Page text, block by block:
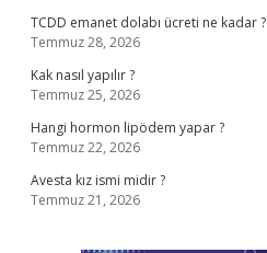
TCDD emanet dolabı ücreti ne kadar ?
Temmuz 28, 2026
Kak nasıl yapılır ?
Temmuz 25, 2026
Hangi hormon lipödem yapar ?
Temmuz 22, 2026
Avesta kız ismi midir ?
Temmuz 21, 2026